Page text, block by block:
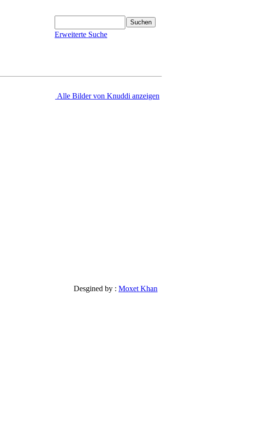
Erweiterte Suche
Alle Bilder von Knuddi anzeigen
Desgined by : Moxet Khan